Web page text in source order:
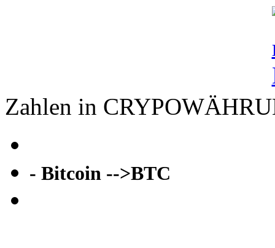
Zahlen in
- Bitcoin -->BTC